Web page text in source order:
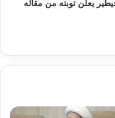
يعلن توبته من مقاله